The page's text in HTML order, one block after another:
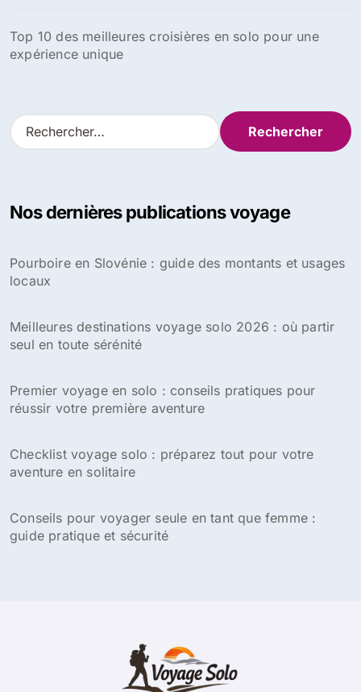
Top 10 des meilleures croisières en solo pour une
expérience unique
R
e
r
e
r
Nos dernières publications voyage
Pourboire en Slovénie : guide des montants et usages
locaux
Meilleures destinations voyage solo 2026 : où partir
seul en toute sérénité
Premier voyage en solo : conseils pratiques pour
réussir votre première aventure
Checklist voyage solo : préparez tout pour votre
aventure en solitaire
Conseils pour voyager seule en tant que femme :
guide pratique et sécurité